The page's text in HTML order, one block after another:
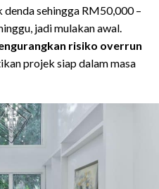
sehingga RM50,000 –
jadi mulakan awal.
risiko overrun
projek siap dalam masa